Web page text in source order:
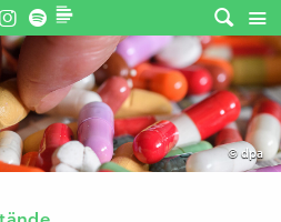
© dpa